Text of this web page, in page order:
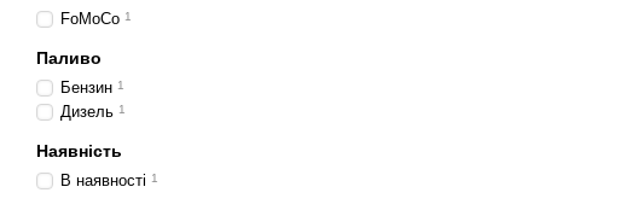
FoMoCo 1
Паливо
Бензин 1
Дизель 1
Наявність
В наявності 1